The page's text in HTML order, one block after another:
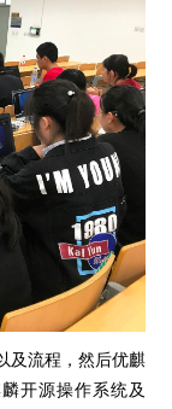
及流程，然后优麒
开源操作系统及